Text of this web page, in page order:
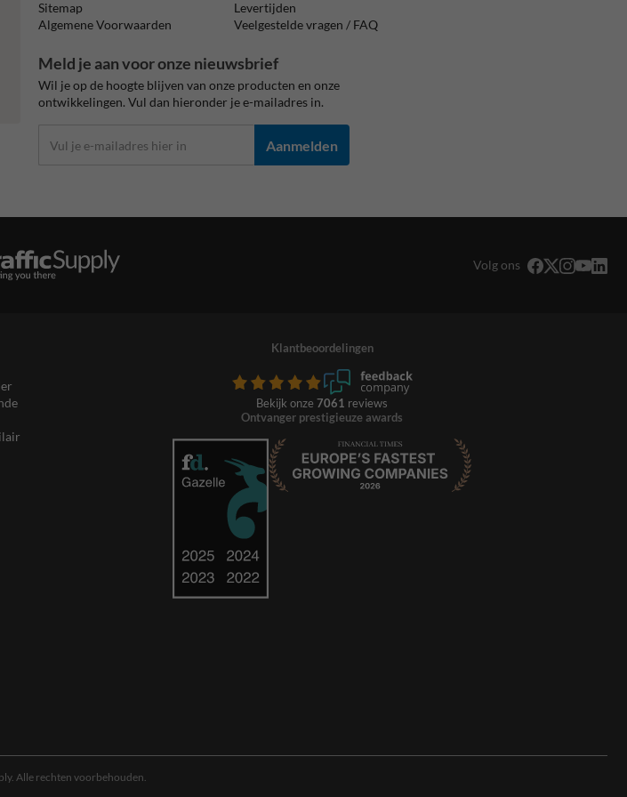
Sitemap
Algemene Voorwaarden
Levertijden
Veelgestelde vragen / FAQ
Meld je aan voor onze nieuwsbrief
Wil je op de hoogte blijven van onze producten en onze
ontwikkelingen. Vul dan hieronder je e-mailadres in.
Aanmelden
Volg ons
Klantbeoordelingen
Bekijk onze 7061 reviews
Ontvanger prestigieuze awards
Alle rechten voorbehouden.